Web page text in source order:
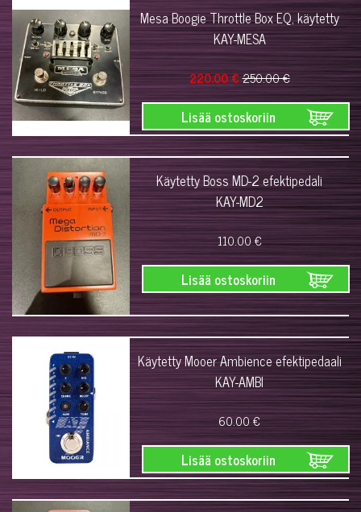
Mesa Boogie Throttle Box EQ, käytetty
KAY-MESA
220.00 €250.00 €
Lisää ostoskoriin
Käytetty Boss MD-2 efektipedali
KAY-MD2
110.00 €
Lisää ostoskoriin
Käytetty Mooer Ambience efektipedaali
KAY-AMBI
60.00 €
Lisää ostoskoriin